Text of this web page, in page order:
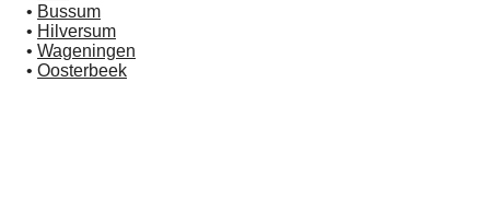
• Bussum
• Hilversum
• Wageningen
• Oosterbeek